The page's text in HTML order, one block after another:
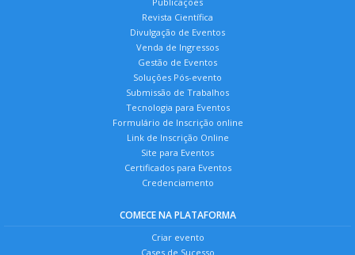
Revista Científica
Divulgação de Eventos
Venda de Ingressos
Gestão de Eventos
Soluções Pós-evento
Submissão de Trabalhos
Tecnologia para Eventos
Formulário de Inscrição online
Link de Inscrição Online
Site para Eventos
Certificados para Eventos
Credenciamento
COMECE NA PLATAFORMA
Criar evento
Cases de Sucesso